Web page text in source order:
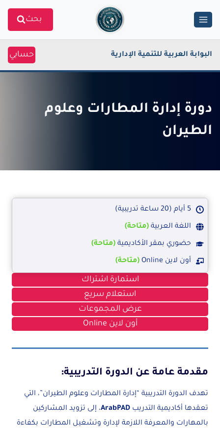
بحث
البوابة العربية للتنمية الإدارية حسابي
دورة إدارة المطارات وعلوم
الطيران
5 أيام (20 ساعة تدريبية)
اللغة العربية (متاحة)
حضوري بمقر الأكاديمية (متاحة)
أون لاين Online (متاحة)
استمارة اشتراك
استعلام سريع
عرض المجموعات
أون لاين Online
مقدمة عامة عن الدورة التدريبية:
تهدف الدورة التدريبية “إدارة المطارات وعلوم الطيران”، التي
تعقدها أكاديمية التدريب ArabPAD، إلى تزويد المشاركين
بالمهارات والمعرفة اللازمة لإدارة وتشغيل المطارات بكفاءة